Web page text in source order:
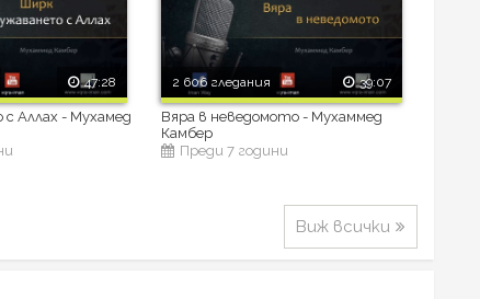
47:28
Аллах - Мухамед
2 606 гледания 39:07
Вяра в неведомото - Мухаммед
Камбер
Преди 7 години
Виж всички